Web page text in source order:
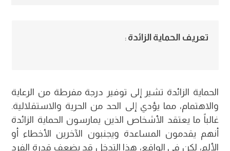
تعريف الحماية الزائدة :
الحماية الزائدة تشير إلى توفير درجة مفرطة من الرعاية
والاهتمام، مما يؤدي إلى الحد من الحرية والاستقلالية.
غالباً ما يعتقد الأشخاص الذين يمارسون الحماية الزائدة
أنهم يقدمون المساعدة ويجنبون الآخرين الأخطاء أو
الألم، لكن في الواقع، هذا التدخل قد يضعف قدرة الفرد